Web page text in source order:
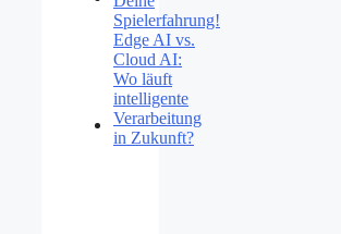
Spielerfahrung!
Edge AI vs.
Cloud AI:
Wo läuft
intelligente
Verarbeitung
in Zukunft?